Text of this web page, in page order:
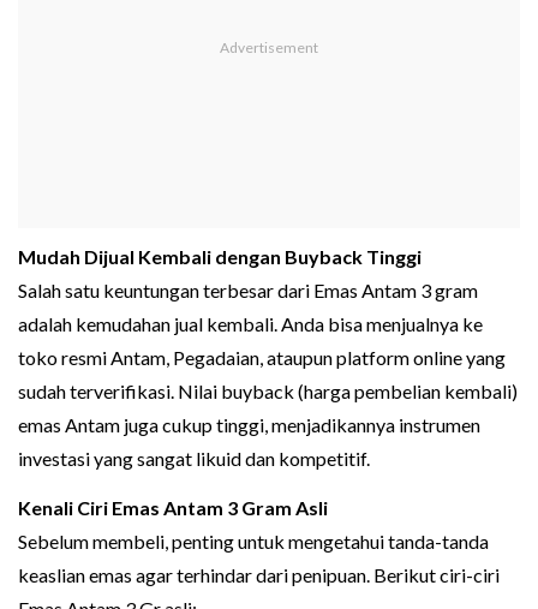
Mudah Dijual Kembali dengan Buyback Tinggi
Salah satu keuntungan terbesar dari Emas Antam 3 gram
adalah kemudahan jual kembali. Anda bisa menjualnya ke
toko resmi Antam, Pegadaian, ataupun platform online yang
sudah terverifikasi. Nilai buyback (harga pembelian kembali)
emas Antam juga cukup tinggi, menjadikannya instrumen
investasi yang sangat likuid dan kompetitif.
Kenali Ciri Emas Antam 3 Gram Asli
Sebelum membeli, penting untuk mengetahui tanda-tanda
keaslian emas agar terhindar dari penipuan. Berikut ciri-ciri